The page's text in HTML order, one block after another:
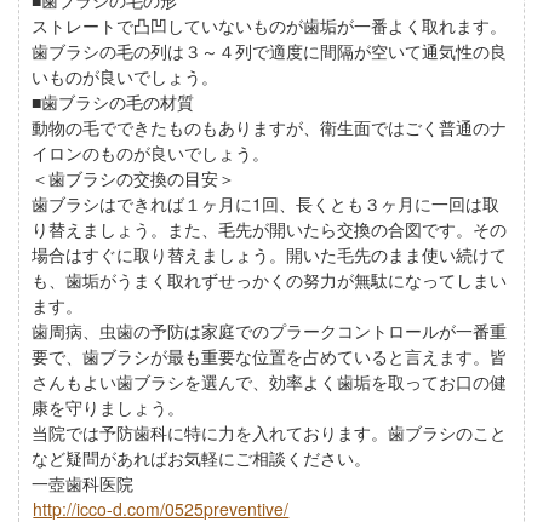
ストレートで凸凹していないものが歯垢が一番よく取れます。
歯ブラシの毛の列は３～４列で適度に間隔が空いて通気性の良
いものが良いでしょう。
■歯ブラシの毛の材質
動物の毛でできたものもありますが、衛生面ではごく普通のナ
イロンのものが良いでしょう。
＜歯ブラシの交換の目安＞
歯ブラシはできれば１ヶ月に1回、長くとも３ヶ月に一回は取
り替えましょう。また、毛先が開いたら交換の合図です。その
場合はすぐに取り替えましょう。開いた毛先のまま使い続けて
も、歯垢がうまく取れずせっかくの努力が無駄になってしまい
ます。
歯周病、虫歯の予防は家庭でのプラークコントロールが一番重
要で、歯ブラシが最も重要な位置を占めていると言えます。皆
さんもよい歯ブラシを選んで、効率よく歯垢を取ってお口の健
康を守りましょう。
当院では予防歯科に特に力を入れております。歯ブラシのこと
など疑問があればお気軽にご相談ください。
一壺歯科医院
http://icco-d.com/0525preventive/